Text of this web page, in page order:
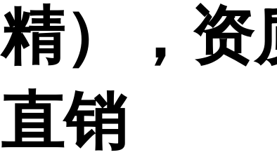
精），资
直销